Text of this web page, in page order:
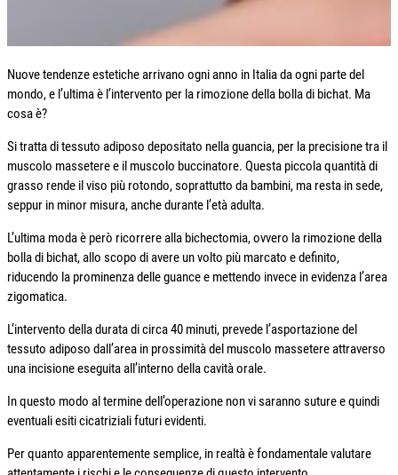
Nuove tendenze estetiche arrivano ogni anno in Italia da ogni parte del
mondo, e l’ultima è l’intervento per la rimozione della bolla di bichat. Ma
cosa è?
Si tratta di tessuto adiposo depositato nella guancia, per la precisione tra il
muscolo massetere e il muscolo buccinatore. Questa piccola quantità di
grasso rende il viso più rotondo, soprattutto da bambini, ma resta in sede,
seppur in minor misura, anche durante l’età adulta.
L’ultima moda è però ricorrere alla bichectomia, ovvero la rimozione della
bolla di bichat, allo scopo di avere un volto più marcato e definito,
riducendo la prominenza delle guance e mettendo invece in evidenza l’area
zigomatica.
L’intervento della durata di circa 40 minuti, prevede l’asportazione del
tessuto adiposo dall’area in prossimità del muscolo massetere attraverso
una incisione eseguita all’interno della cavità orale.
In questo modo al termine dell’operazione non vi saranno suture e quindi
eventuali esiti cicatriziali futuri evidenti.
Per quanto apparentemente semplice, in realtà è fondamentale valutare